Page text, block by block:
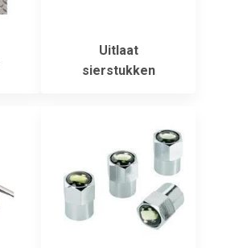
Uitlaat
sierstukken